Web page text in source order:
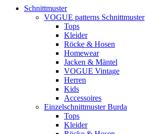
Schnittmuster
VOGUE patterns Schnittmuster
Tops
Kleider
Röcke & Hosen
Homewear
Jacken & Mäntel
VOGUE Vintage
Herren
Kids
Accessoires
Einzelschnittmuster Burda
Tops
Kleider